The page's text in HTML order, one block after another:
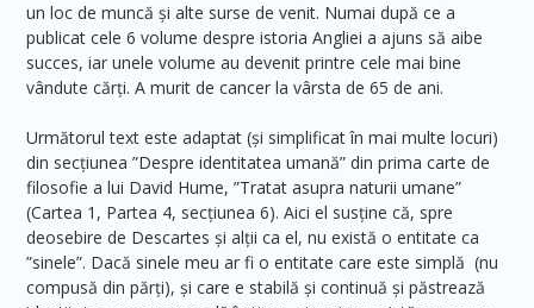
un loc de muncă și alte surse de venit. Numai după ce a
publicat cele 6 volume despre istoria Angliei a ajuns să aibe
succes, iar unele volume au devenit printre cele mai bine
vândute cărți. A murit de cancer la vârsta de 65 de ani.
Următorul text este adaptat (și simplificat în mai multe locuri)
din secțiunea ”Despre identitatea umană” din prima carte de
filosofie a lui David Hume, ”Tratat asupra naturii umane”
(Cartea 1, Partea 4, secțiunea 6). Aici el susține că, spre
deosebire de Descartes și alții ca el, nu există o entitate ca
”sinele”. Dacă sinele meu ar fi o entitate care este simplă (nu
compusă din părți), și care e stabilă și continuă și păstrează